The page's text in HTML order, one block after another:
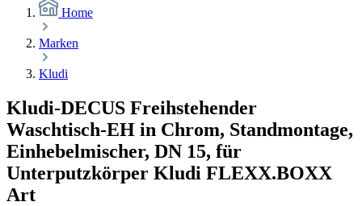
Home
Marken
Kludi
Kludi-DECUS Freihstehender
Waschtisch-EH in Chrom, Standmontage,
Einhebelmischer, DN 15, für
Unterputzkörper Kludi FLEXX.BOXX
Art